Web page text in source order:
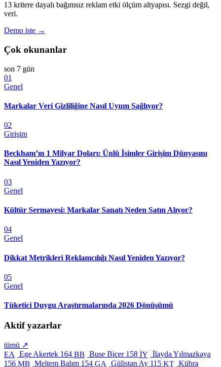
13 kritere dayalı bağımsız reklam etki ölçüm altyapısı. Sezgi değil,
veri.
Demo iste →
Çok okunanlar
son 7 gün
01
Genel
Markalar Veri Gizliliğine Nasıl Uyum Sağlıyor?
02
Girişim
Beckham’ın 1 Milyar Doları: Ünlü İsimler Girişim Dünyasını
Nasıl Yeniden Yazıyor?
03
Genel
Kültür Sermayesi: Markalar Sanatı Neden Satın Alıyor?
04
Genel
Dikkat Metrikleri Reklamcılığı Nasıl Yeniden Yazıyor?
05
Genel
Tüketici Duygu Araştırmalarında 2026 Dönüşümü
Aktif yazarlar
tümü ↗
EA
Ege Akertek 164 BB Buse Biçer 158 İY İlayda Yılmazkaya
156 MB Meltem Balım 154 GA Gülistan Ay 115 KT Kübra